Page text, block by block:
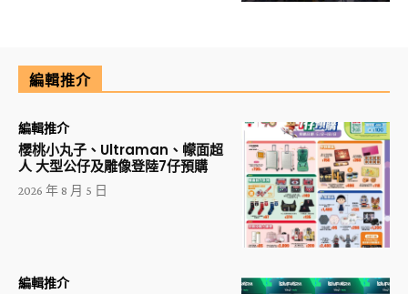
編輯推介
編輯推介
櫻桃小丸子、Ultraman、幪面超
人 大型公仔及雕像登陸7仔預購
2026 年 8 月 5 日
編輯推介